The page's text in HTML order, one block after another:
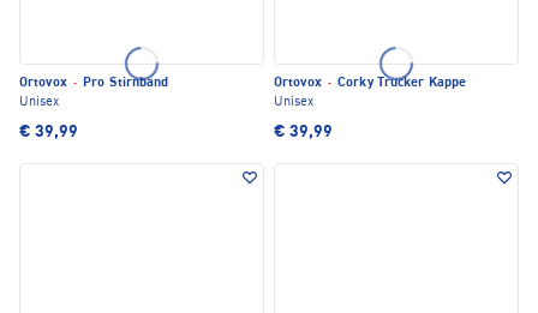
Ortovox · Pro Stirnband
Unisex
€ 39,99
Ortovox · Corky Trucker Kappe
Unisex
€ 39,99